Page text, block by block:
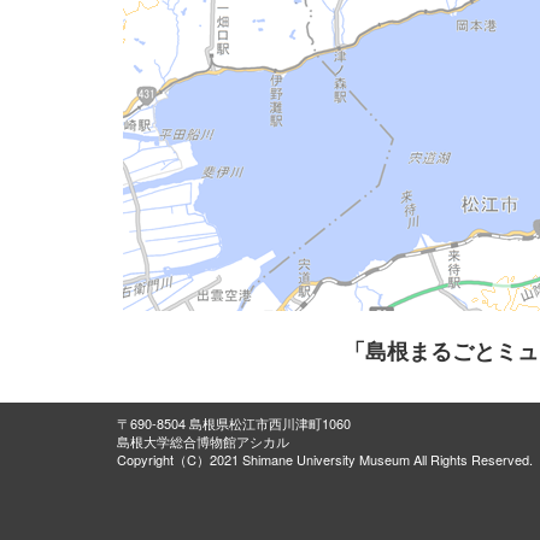
「島根まるごとミ
〒690-8504 島根県松江市西川津町1060
島根大学総合博物館アシカル
Copyright（C）2021 Shimane University Museum All Rights Reserved.